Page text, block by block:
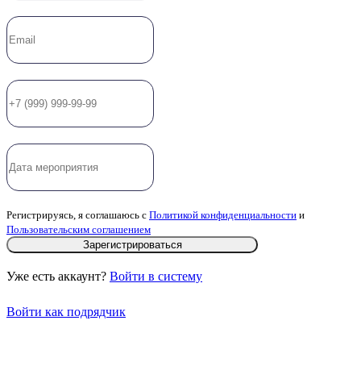
Регистрируясь, я соглашаюсь с Политикой конфиденциальности и
Пользовательским соглашением
Зарегистрироваться
Уже есть аккаунт? Войти в систему
Войти как подрядчик